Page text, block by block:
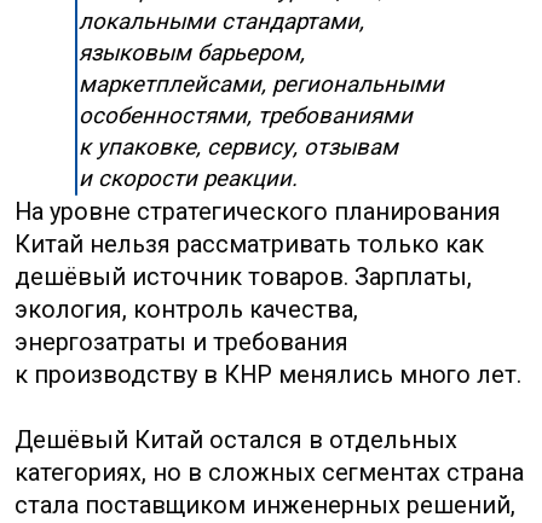
документально.
Китайский рынок не терпит
неопределённости: чем точнее
документы, тем меньше споров.
Производство в Китае: что
изменилось для российских
компаний